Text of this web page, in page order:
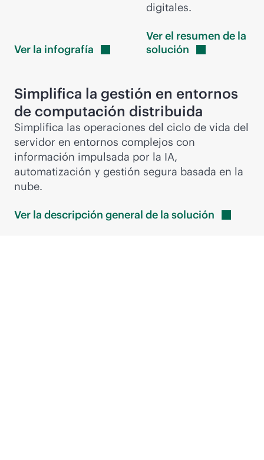
Ver la infografía
digitales.
Ver el resumen de la
solución
Simplifica la gestión en entornos
de computación distribuida
Simplifica las operaciones del ciclo de vida del
servidor en entornos complejos con
información impulsada por la IA,
automatización y gestión segura basada en la
nube.
Ver la descripción general de la solución